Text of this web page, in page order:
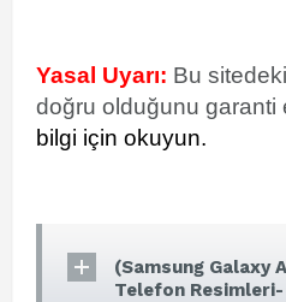
Yasal Uyarı: Bu
doğru olduğunu garanti
bilgi için okuyun.
(Samsung Galaxy
Telefon Resimleri-